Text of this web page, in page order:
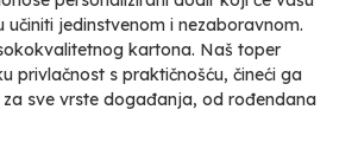
učiniti jedinstvenom i nezaboravnom.
kartona. Naš toper
privlačnost s praktičnošću, čineći ga
sve vrste događanja, od rođendana